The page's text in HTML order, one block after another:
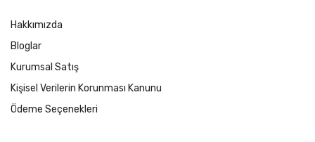
Hakkımızda
Bloglar
Kurumsal Satış
Kişisel Verilerin Korunması Kanunu
Ödeme Seçenekleri